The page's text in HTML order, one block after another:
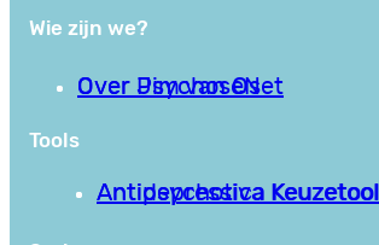
Wie zijn we?
Over PsychoseNet
Over Jim van Os
Tools
Antipsychotica Keuzetool
Antidepressiva Keuzetool